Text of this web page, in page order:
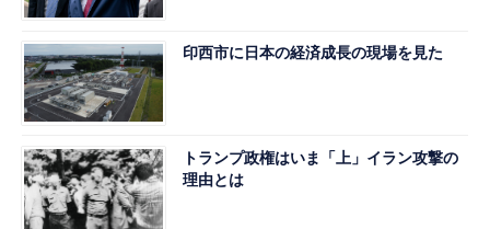
印西市に日本の経済成長の現場を見た
トランプ政権はいま「上」イラン攻撃の
理由とは